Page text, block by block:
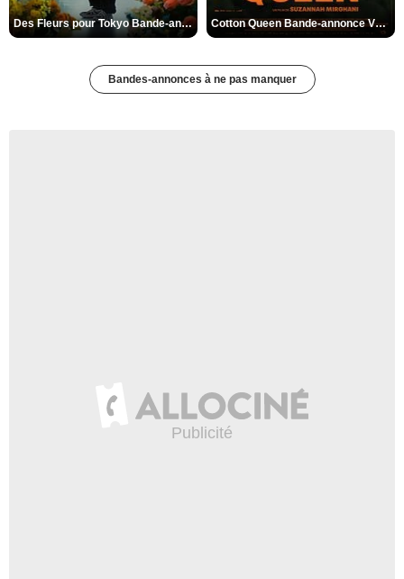
Des Fleurs pour Tokyo Bande-annonce VO STFR Cotton Queen Bande-annonce VO STFR
Bandes-annonces à ne pas manquer